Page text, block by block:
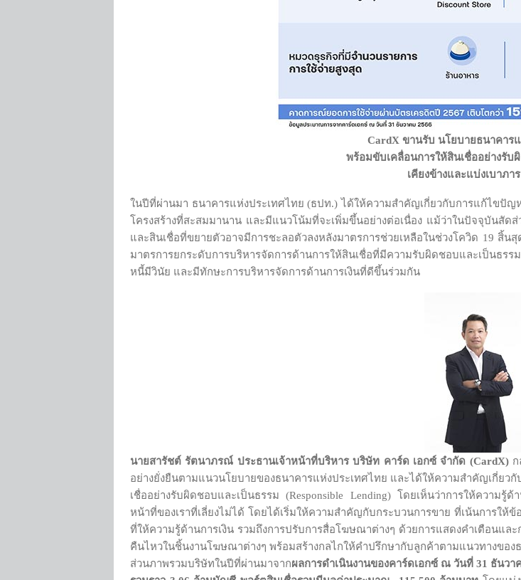
CardX ขานรับ นโยบายธนาคาร
พร้อมขับเคลื่อนการให้สินเชื่ออย่างรับ
เคียงข้างและแบ่งเบาภา
ในปีที่ผ่านมา ธนาคารแห่งประเทศไทย (ธปท.) ได้ให้ความสำคัญเกี่ยวกับการแก้ไขปัญ
โครงสร้างที่สะสมมานาน และมีแนวโน้มที่จะเพิ่มขึ้นอย่างต่อเนื่อง แม้ว่าในปัจจุบันสัด
และสินเชื่อที่ขยายตัวอาจมีการชะลอตัวลงหลังมาตรการช่วยเหลือในช่วงโควิด 19 สิ้
มาตรการยกระดับการบริหารจัดการด้านการให้สินเชื่อที่มีความรับผิดชอบและเป็นธร
หนี้มีวินัย และมีทักษะการบริหารจัดการด้านการเงินที่ดีขึ้นร่วมกัน
นายสารัชต์ รัตนาภรณ์ ประธานเจ้าหน้าที่บริหาร บริษัท คาร์ด เอกซ์ จำกัด (CardX)ก
อย่างยั่งยืนตามแนวนโยบายของธนาคารแห่งประเทศไทย และได้ให้ความสำคัญเกี่ยว
เชื่ออย่างรับผิดชอบและเป็นธรรม (Responsible Lending) โดยเห็นว่าการให้ความรู้ด้
หน้าที่ของเราที่เลี่ยงไม่ได้ โดยได้เริ่มให้ความสำคัญกับกระบวนการขาย ที่เน้นการให้
ที่ให้ความรู้ด้านการเงิน รวมถึงการปรับการสื่อโฆษณาต่างๆ ด้วยการแสดงคำเตือนและ
คืนไหวในชิ้นงานโฆษณาต่างๆ พร้อมสร้างกลไกให้คำปรึกษากับลูกค้าตามแนวทางของ
ส่วนภาพรวมบริษัทในปีที่ผ่านมาจากผลการดำเนินงานของคาร์ดเอกซ์ ณ วันที่31 ธันวา